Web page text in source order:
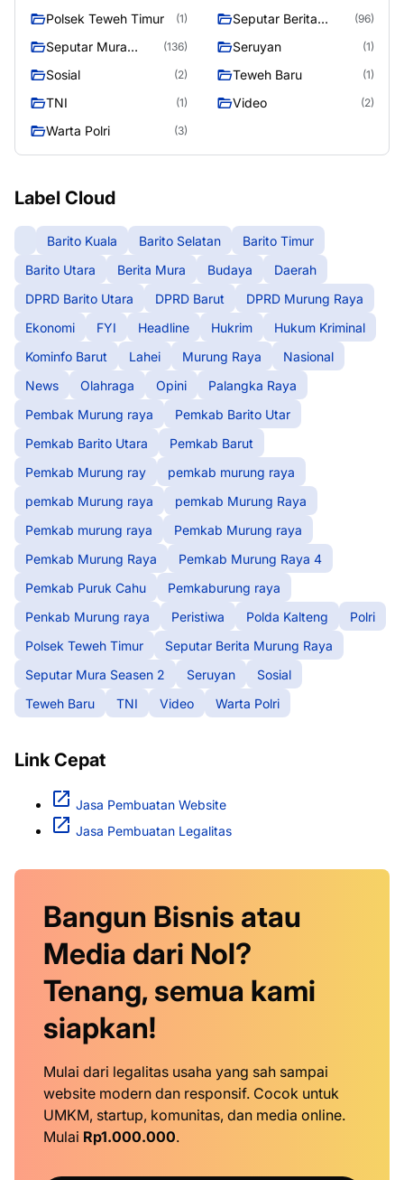
Polsek Teweh Timur (1)
Seputar Berita
(96)
Seputar Mura
(136) Seruyan (1)
Sosial (2) Teweh Baru (1)
TNI (1) Video (2)
Warta Polri (3)
Label Cloud
Barito Kuala Barito Selatan
Barito Timur
Barito Utara
Berita Mura Budaya
Daerah
DPRD Barito Utara
DPRD Barut
DPRD Murung Raya
Ekonomi
FYI Headline Hukrim
Hukum Kriminal
Kominfo Barut
Lahei Murung Raya
Nasional
News
Olahraga Opini
Palangka Raya
Pembak Murung raya
Pemkab Barito Utar
Pemkab Barito Utara
Pemkab Barut
Pemkab Murung ray
pemkab murung raya
pemkab Murung raya
pemkab Murung Raya
Pemkab murung raya
Pemkab Murung raya
Pemkab Murung Raya
Pemkab Murung Raya 4
Pemkab Puruk Cahu
Pemkaburung raya
Penkab Murung raya
Peristiwa Polda Kalteng
Polri
Polsek Teweh Timur
Seputar Berita Murung Raya
Seputar Mura Seasen 2
Seruyan
Sosial
Teweh Baru
TNI Video Warta Polri
Link Cepat
Jasa Pembuatan Website
Jasa Pembuatan Legalitas
Bangun Bisnis atau
Media dari Nol?
Tenang, semua kami
siapkan!
Mulai dari legalitas usaha yang sah sampai
website modern dan responsif. Cocok untuk
UMKM, startup, komunitas, dan media online.
Mulai Rp1.000.000.